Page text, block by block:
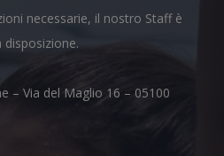
necessarie, il nostro Staff è
disposizione.
– Via del Maglio 16 – 05100